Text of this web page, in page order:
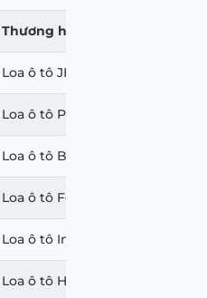
Thương hiệu
Loa ô tô JBL
Loa ô tô Pioneer
Loa ô tô Bose
Loa ô tô Focal
Loa ô tô Infinit
Loa ô tô Harman Kardon